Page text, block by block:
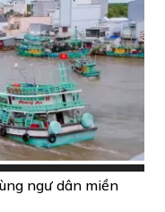
ngư dân miền